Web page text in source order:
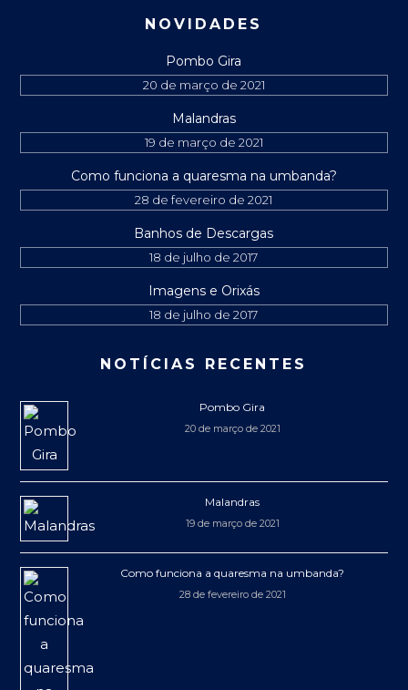
NOVIDADES
Pombo Gira
20 de março de 2021
Malandras
19 de março de 2021
Como funciona a quaresma na umbanda?
28 de fevereiro de 2021
Banhos de Descargas
18 de julho de 2017
Imagens e Orixás
18 de julho de 2017
NOTÍCIAS RECENTES
Pombo Gira
20 de março de 2021
Malandras
19 de março de 2021
Como funciona a quaresma na umbanda?
28 de fevereiro de 2021